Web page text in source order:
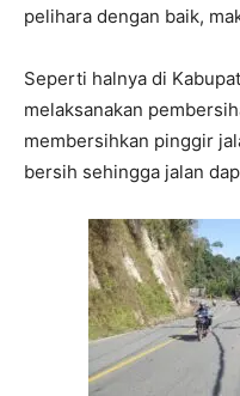
pelihara dengan baik,
Seperti halnya di
melaksanakan
membersihkan pinggir
bersih sehingga jalan